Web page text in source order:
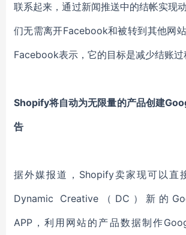
联系起来，通过新闻推送中的结帐实现
们无需离开Facebook和被转到其他网站
Facebook表示，它的目标是减少结账过
Shopify将自动为无限量的产品创建
告
据外媒报道，Shopify卖家现可以直
Dynamic Creative（DC）新的
APP，利用网站的产品数据制作